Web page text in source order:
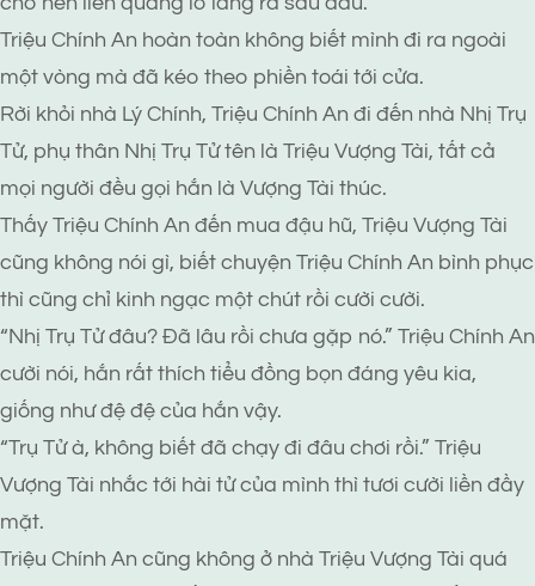
Triệu Chính An hoàn toàn không biết mình đi ra ngoài
một vòng mà đã kéo theo phiền toái tới cửa.
Rời khỏi nhà Lý Chính, Triệu Chính An đi đến nhà Nhị Trụ
Tử, phụ thân Nhị Trụ Tử tên là Triệu Vượng Tài, tất cả
mọi người đều gọi hắn là Vượng Tài thúc.
Thấy Triệu Chính An đến mua đậu hũ, Triệu Vượng Tài
cũng không nói gì, biết chuyện Triệu Chính An bình phục
thì cũng chỉ kinh ngạc một chút rồi cười cười.
“Nhị Trụ Tử đâu? Đã lâu rồi chưa gặp nó.” Triệu Chính An
cười nói, hắn rất thích tiểu đồng bọn đáng yêu kia,
giống như đệ đệ của hắn vậy.
“Trụ Tử à, không biết đã chạy đi đâu chơi rồi.” Triệu
Vượng Tài nhắc tới hài tử của mình thì tươi cười liền đầy
mặt.
Triệu Chính An cũng không ở nhà Triệu Vượng Tài quá